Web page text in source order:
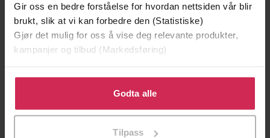
Gir oss en bedre forståelse for hvordan nettsiden vår blir
brukt, slik at vi kan forbedre den (Statistiske)
Gjør det mulig for oss å vise deg relevante produkter,
kampanjer og tilbud (Markedsføring)
Klikk på «Godta alle» for å gi oss ditt samtykke til å
bruke cookies for alle disse formålene. Du kan også
tilpasse ditt samtykke til spesifikke formål ved å klikke
Godta alle
Tilpass
209,-
Jussi Adler-Olsen
Jørn Lier Horst